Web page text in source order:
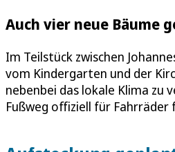
Auch vier neue Bäume
Im Teilstück zwischen
vom Kindergarten und der
nebenbei das lokale Klima zu
Fußweg offiziell für